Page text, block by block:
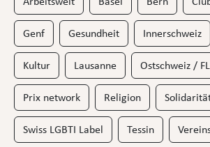
Genf Gesundheit Innerschweiz
Kultur Lausanne Ostschweiz / FL
Prix network Religion
Swiss LGBTI Label Tessin